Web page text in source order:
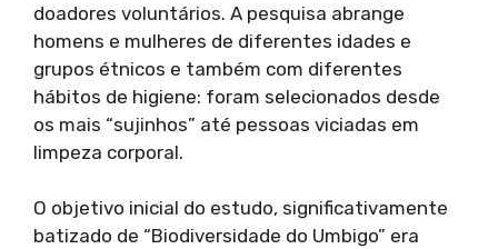
doadores voluntários. A pesquisa abrange
homens e mulheres de diferentes idades e
grupos étnicos e também com diferentes
hábitos de higiene: foram selecionados desde
os mais “sujinhos” até pessoas viciadas em
limpeza corporal.
O objetivo inicial do estudo, significativamente
batizado de “Biodiversidade do Umbigo” era